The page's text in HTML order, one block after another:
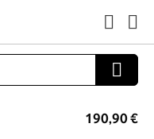
190,90 €